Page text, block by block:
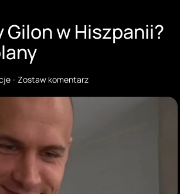
Gilon w Hiszpanii?
- Zostaw komentarz